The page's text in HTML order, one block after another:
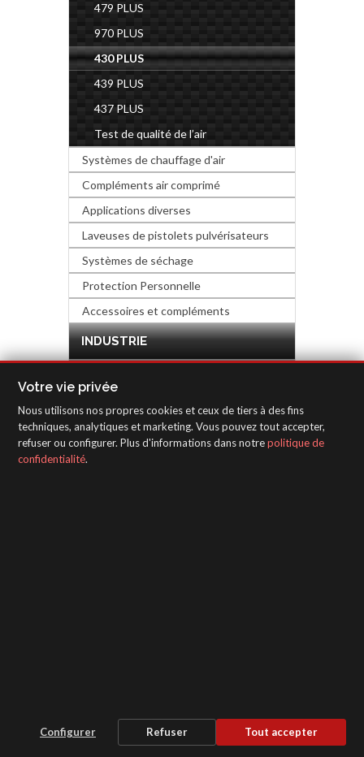
479 PLUS
970 PLUS
430 PLUS
439 PLUS
437 PLUS
Test de qualité de l’air
Systèmes de chauffage d'air
Compléments air comprimé
Applications diverses
Laveuses de pistolets pulvérisateurs
Systèmes de séchage
Protection Personnelle
Accessoires et compléments
INDUSTRIE
MATÉRIEL D'INSPECTION
Paramètres des cookies
Votre vie privée
Nous utilisons nos propres cookies et ceux de tiers à des fins
techniques, analytiques et marketing. Vous pouvez tout accepter,
refuser ou configurer. Plus d'informations dans notrepolitique de
confidentialité.
Configurer Refuser Tout accepter